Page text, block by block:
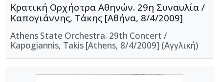
Κρατική Ορχήστρα Αθηνών. 29η Συναυλία /
Καπογιάννης, Τάκης [Αθήνα, 8/4/2009]
Athens State Orchestra. 29th Concert /
Kapogiannis, Takis [Athens, 8/4/2009] (Αγγλική)